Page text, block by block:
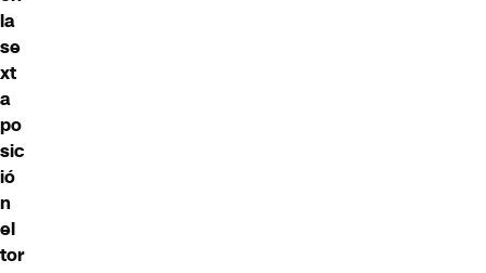
la
se
xt
a
po
sic
ió
n
el
tor